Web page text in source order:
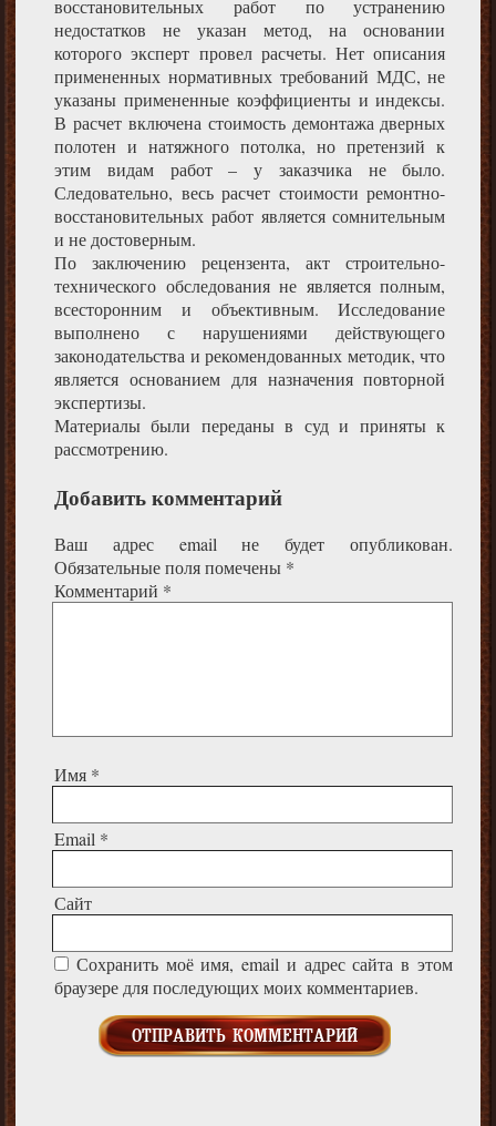
восстановительных работ по устранению
недостатков не указан метод, на основании
которого эксперт провел расчеты. Нет описания
примененных нормативных требований МДС, не
указаны примененные коэффициенты и индексы.
В расчет включена стоимость демонтажа дверных
полотен и натяжного потолка, но претензий к
этим видам работ – у заказчика не было.
Следовательно, весь расчет стоимости ремонтно-
восстановительных работ является сомнительным
и не достоверным.
По заключению рецензента, акт строительно-
технического обследования не является полным,
всесторонним и объективным. Исследование
выполнено с нарушениями действующего
законодательства и рекомендованных методик, что
является основанием для назначения повторной
экспертизы.
Материалы были переданы в суд и приняты к
рассмотрению.
Добавить комментарий
Ваш адрес email не будет опубликован.
Обязательные поля помечены *
Комментарий *
Имя *
Email *
Сайт
Сохранить моё имя, email и адрес сайта в этом
браузере для последующих моих комментариев.